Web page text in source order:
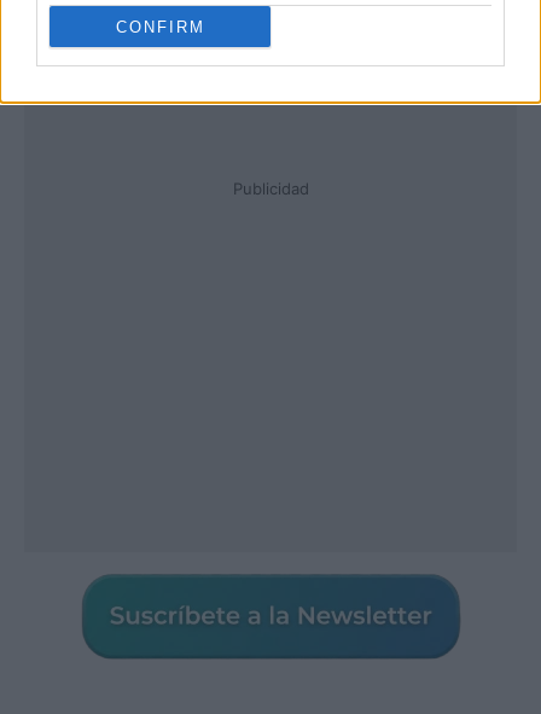
CONFIRM
Publicidad